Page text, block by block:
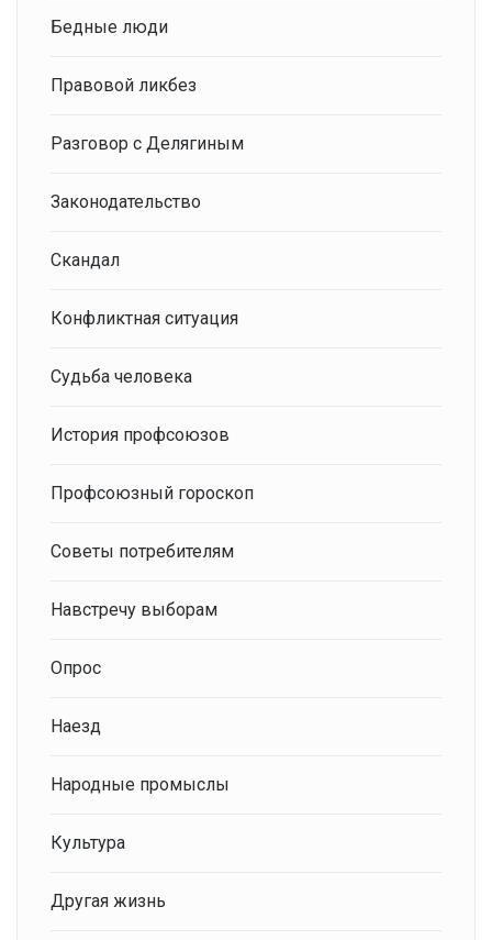
Бедные люди
Правовой ликбез
Разговор с Делягиным
Законодательство
Скандал
Конфликтная ситуация
Судьба человека
История профсоюзов
Профсоюзный гороскоп
Советы потребителям
Навстречу выборам
Опрос
Наезд
Народные промыслы
Культура
Другая жизнь